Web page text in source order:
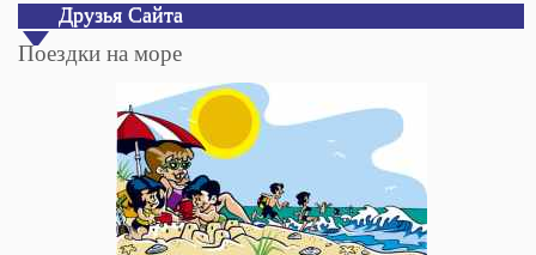
Друзья Сайта
Поездки на море